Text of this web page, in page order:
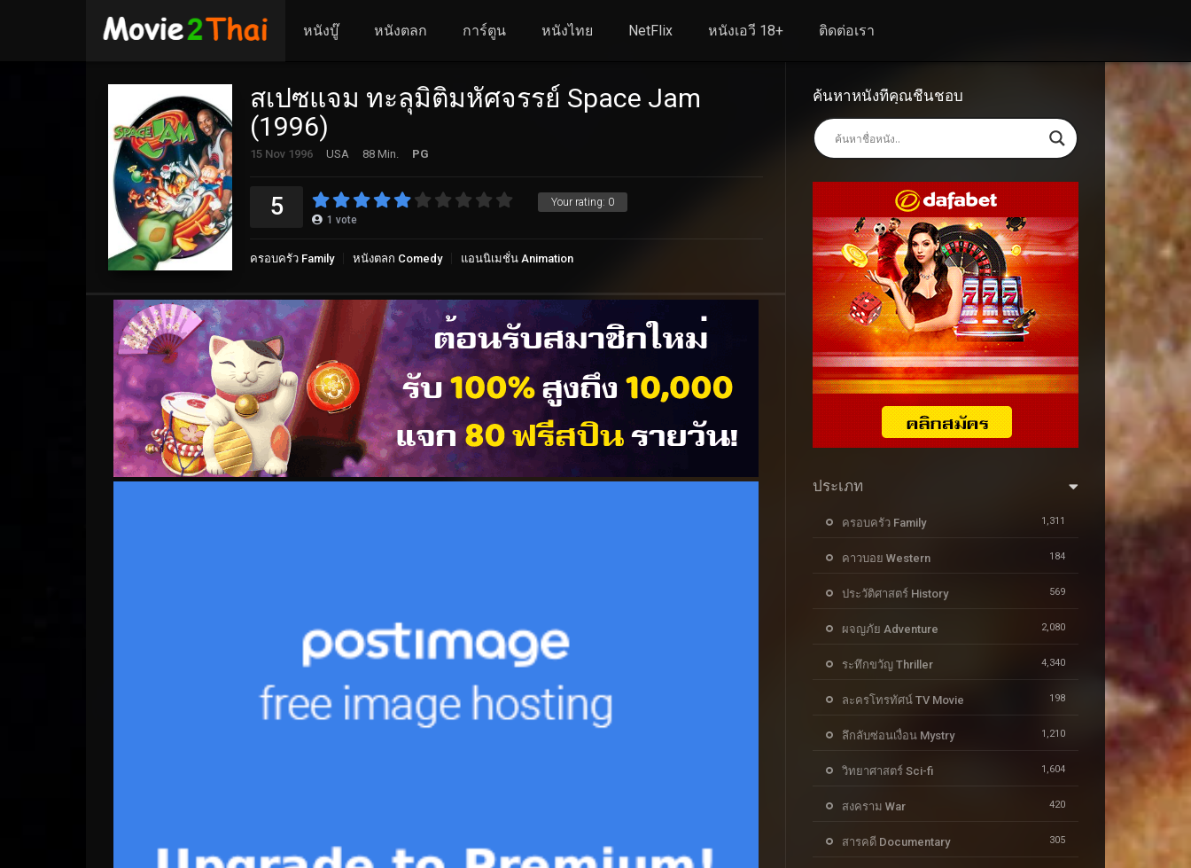
หนังบู๊ หนังตลก การ์ตูน หนังไทย NetFlix หนังเอวี 18+ ติดต่อเรา
สเปซแจม ทะลุมิติมหัศจรรย์ Space Jam
(1996)
15 Nov 1996 USA 88 Min. PG
Your rating: 0
5 1 vote
ครอบครัว Family หนังตลก Comedy แอนนิเมชั่น Animation
ค้นหาหนังที่คุณชื่นชอบ
ประเภท
ครอบครัว Family 1,311
คาวบอย Western 184
ประวัติศาสตร์ History 569
ผจญภัย Adventure 2,080
ระทึกขวัญ Thriller 4,340
ละครโทรทัศน์ TV Movie 198
ลึกลับซ่อนเงื่อน Mystry 1,210
วิทยาศาสตร์ Sci-fi 1,604
สงคราม War 420
สารคดี Documentary 305